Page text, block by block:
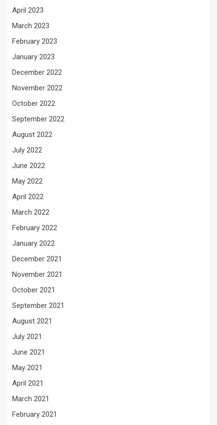
April 2023
March 2023
February 2023
January 2023
December 2022
November 2022
October 2022
September 2022
August 2022
July 2022
June 2022
May 2022
April 2022
March 2022
February 2022
January 2022
December 2021
November 2021
October 2021
September 2021
August 2021
July 2021
June 2021
May 2021
April 2021
March 2021
February 2021